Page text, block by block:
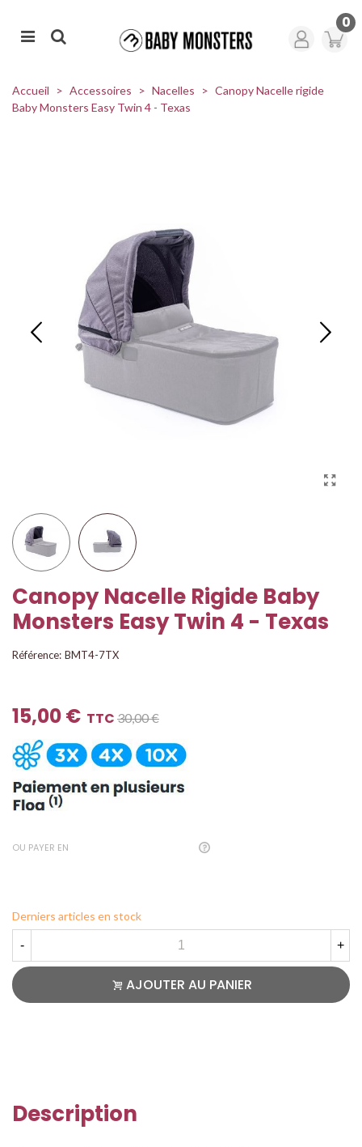
0
Accueil > Accessoires > Nacelles > Canopy Nacelle rigide
Baby Monsters Easy Twin 4 - Texas
Canopy Nacelle Rigide Baby
Monsters Easy Twin 4 - Texas
Référence: BMT4-7TX
15,00 € TTC 30,00 €
OU PAYER EN
Derniers articles en stock
- +
AJOUTER AU PANIER
Description